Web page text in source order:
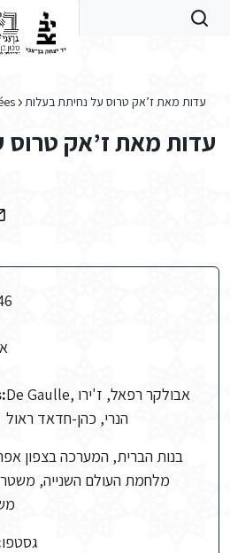
עדות מאת ז’אק טרוס על נחיתת בעלות
עדות מאת ז’אק טרוס
De Gaulle, אבולקר רפאל, ז'ירו
הנרי, כהן-חדאד ראול
בנות הברית, המערכה בצפון
מלחמת העולם השנייה, משטר
גסטפו